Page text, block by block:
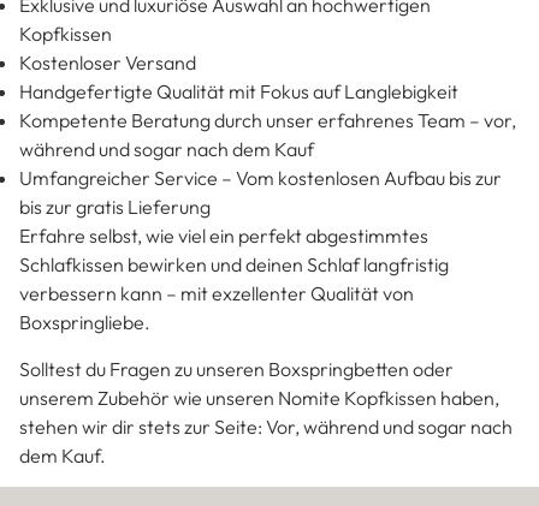
erstklassig machen.
Solltest du Fragen zu unseren
unserem Zubehör wie unseren Nomite Kopfkissen haben,
stehen wir dir stets zur Seite: Vor, während und sogar nach
dem Kauf.
Deine Vorteile bei Boxspringliebe
Exklusive und luxuriöse Auswahl an hochwertigen
Kopfkissen
Handgefertigte Qualität mit Fokus auf Langlebigkeit
Kompetente Beratung durch unser erfahrenes Team – vor,
während und sogar nach dem Kauf
Umfangreicher Service – Vom kostenlosen Aufbau bis zur
bis zur gratis Lieferung